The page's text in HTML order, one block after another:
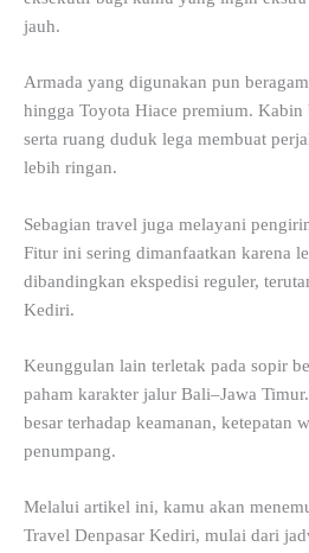
jauh.
Armada yang digunakan pun
hingga Toyota Hiace premium.
serta ruang duduk lega membuat
lebih ringan.
Sebagian travel juga melayani
Fitur ini sering dimanfaatkan karena
dibandingkan ekspedisi reguler,
Kediri.
Keunggulan lain terletak pada sopir
paham karakter jalur Bali–Jawa
besar terhadap keamanan, ketepatan
penumpang.
Melalui artikel ini, kamu akan
Travel Denpasar Kediri, mulai dari